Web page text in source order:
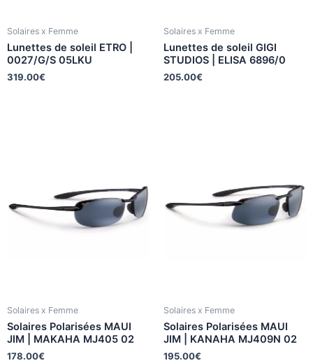
Solaires x Femme
Lunettes de soleil ETRO |
0027/G/S 05LKU
319.00€
Solaires x Femme
Lunettes de soleil GIGI
STUDIOS | ELISA 6896/0
205.00€
Solaires x Femme
Solaires Polarisées MAUI
JIM | MAKAHA MJ405 02
178.00€
Solaires x Femme
Solaires Polarisées MAUI
JIM | KANAHA MJ409N 02
195.00€